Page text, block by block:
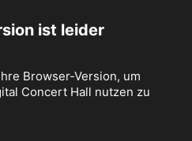
ist leider
Browser-Version, um
Concert Hall nutzen zu